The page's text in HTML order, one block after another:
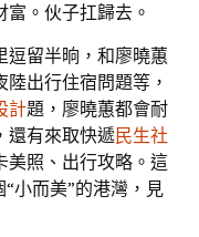
。伙子扛歸去。
逗留半晌，和廖曉蕙
出行住宿問題等，
計題，廖曉蕙都會耐
還有來取快遞民生社
美照、出行攻略。這
小而美”的港灣，見